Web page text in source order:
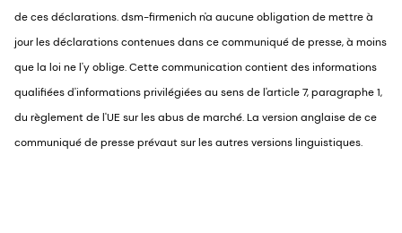
de ces déclarations. dsm-firmenich n'a aucune obligation de mettre à
jour les déclarations contenues dans ce communiqué de presse, à moins
que la loi ne l'y oblige. Cette communication contient des informations
qualifiées d'informations privilégiées au sens de l'article 7, paragraphe 1,
du règlement de l'UE sur les abus de marché. La version anglaise de ce
communiqué de presse prévaut sur les autres versions linguistiques.